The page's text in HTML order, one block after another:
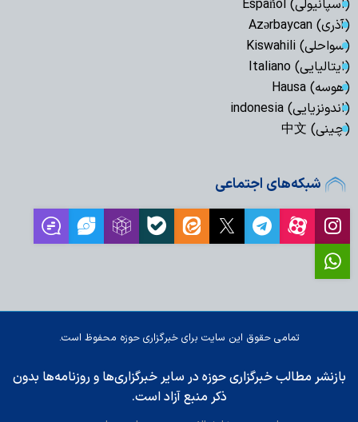
(اسپانیولی) Español
(آذری) Azərbaycan
(سواحلی) Kiswahili
(ایتالیایی) Italiano
(هوسه) Hausa
(اندونزیایی) indonesia
(چینی) 中文
شبکه‌های اجتماعی
تمامی حقوق این سایت برای خبرگزاری حوزه محفوظ است.
بازنشر مطالب خبرگزاری حوزه در سایر خبرگزاری‌ها و روزنامه‌ها بدون
ذکر منبع آزاد است.